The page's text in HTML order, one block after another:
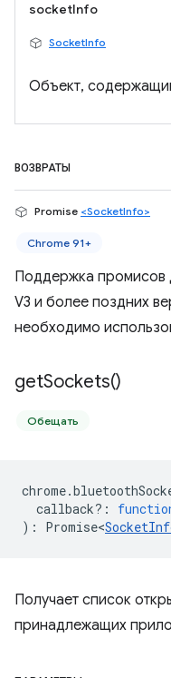
socketInfo
SocketInfo
Объект,
ВОЗВРАТЫ
Promise <SocketInfo>
Chrome 91+
Поддержка промисов
V3 и более поздних
необходимо
getSockets()
Обещать
chrome.
callback? :
) : Promise<
Получает список
принадлежащих